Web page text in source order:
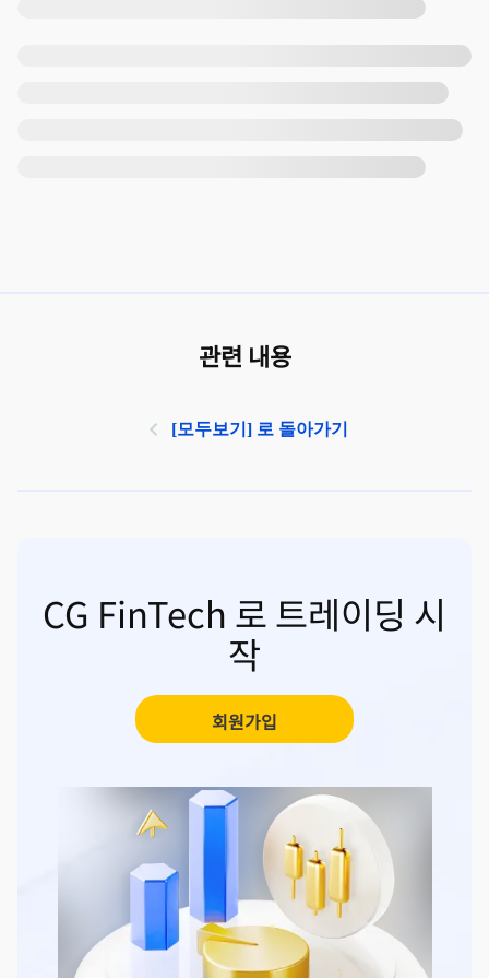
관련 내용
[모두보기] 로 돌아가기
CG FinTech 로 트레이딩 시
작
회원가입